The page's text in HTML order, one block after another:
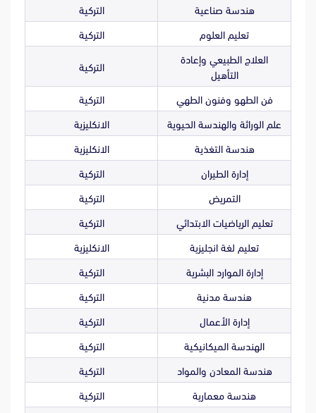
هندسة صناعية التركية
تعليم العلوم التركية
العلاج الطبيعي وإعادة
التأهيل
التركية
فن الطهو وفنون الطهي التركية
علم الوراثة والهندسة الحيوية الانكليزية
هندسة التغذية الانكليزية
إدارة الطيران التركية
التمريض التركية
تعليم الرياضيات الابتدائي التركية
تعليم لغة انجليزية الانكليزية
إدارة الموارد البشرية التركية
هندسة مدنية التركية
إدارة الأعمال التركية
الهندسة الميكانيكية التركية
هندسة المعادن والمواد التركية
هندسة معمارية التركية